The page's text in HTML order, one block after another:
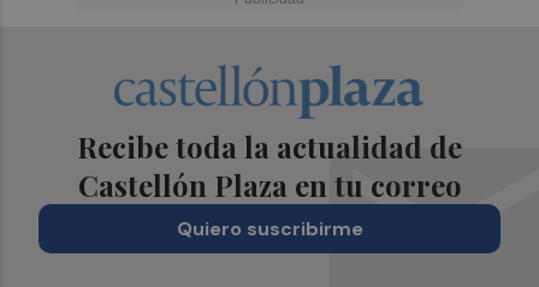
Recibe toda la actualidad de
Castellón Plaza en tu correo
Quiero suscribirme